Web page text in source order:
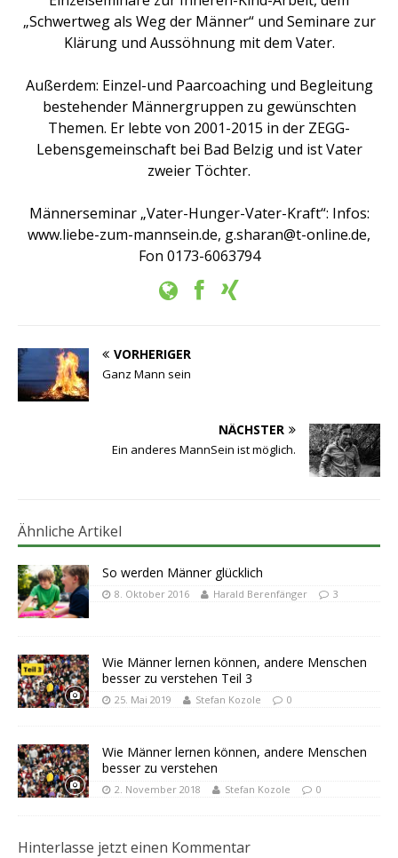
„Schwertweg als Weg der Männer“ und Seminare zur
Klärung und Aussöhnung mit dem Vater.
Außerdem: Einzel-und Paarcoaching und Begleitung
bestehender Männergruppen zu gewünschten
Themen. Er lebte von 2001-2015 in der ZEGG-
Lebensgemeinschaft bei Bad Belzig und ist Vater
zweier Töchter.
Männerseminar „Vater-Hunger-Vater-Kraft“: Infos:
www.liebe-zum-mannsein.de, g.sharan@t-online.de,
Fon 0173-6063794
VORHERIGER
Ganz Mann sein
NÄCHSTER
Ein anderes MannSein ist möglich.
Ähnliche Artikel
So werden Männer glücklich
8. Oktober 2016 Harald Berenfänger 3
Wie Männer lernen können, andere Menschen
besser zu verstehen Teil 3
25. Mai 2019 Stefan Kozole 0
Wie Männer lernen können, andere Menschen
besser zu verstehen
2. November 2018 Stefan Kozole 0
Hinterlasse jetzt einen Kommentar